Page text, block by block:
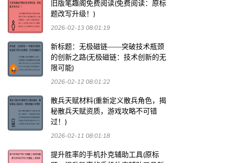
旧版笔趣阁免费阅读(免费阅读：原标
题改写升级！)
2026-02-13 08:01:19
新标题：无极磁链——突破技术瓶颈
的创新之路(无极磁链：技术创新的无
限可能)
2026-02-12 08:01:22
散兵天赋材料(重新定义散兵角色，揭
秘散兵天赋资质，游戏攻略不可错
过！)
2026-02-11 08:01:18
提升胜率的手机扑克辅助工具(原标